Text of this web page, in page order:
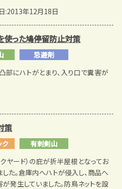
:2013年12月18日
使った鳩停留防止対策
忌避剤
にハトがとまり、入り口で糞害が
策
ク
有刺剣山
ヤード）の庇が折半屋根となってお
した。倉庫内へハトが侵入し、商品へ
発生していました。防鳥ネットを設